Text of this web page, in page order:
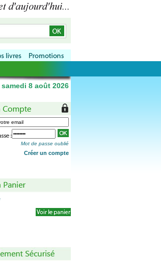
Mot de passe oublié
Créer un compte
samedi 8 août 2026